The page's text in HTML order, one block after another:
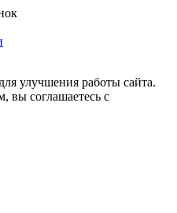
улучшения работы сайта.
вы соглашаетесь с